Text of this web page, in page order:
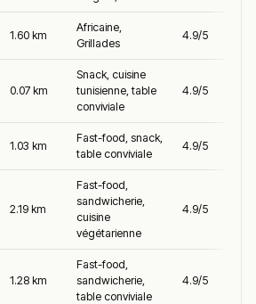
1.60 km
Africaine,
Grillades
4.9/5
0.07 km
Snack, cuisine
tunisienne, table
conviviale
4.9/5
1.03 km
Fast-food, snack,
table conviviale
4.9/5
2.19 km
Fast-food,
sandwicherie,
cuisine
végétarienne
4.9/5
1.28 km
Fast-food,
sandwicherie,
table conviviale
4.9/5